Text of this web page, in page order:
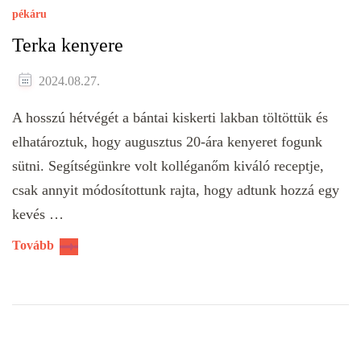
pékáru
Terka kenyere
2024.08.27.
A hosszú hétvégét a bántai kiskerti lakban töltöttük és
elhatároztuk, hogy augusztus 20-ára kenyeret fogunk
sütni. Segítségünkre volt kolléganőm kiváló receptje,
csak annyit módosítottunk rajta, hogy adtunk hozzá egy
kevés …
Tovább